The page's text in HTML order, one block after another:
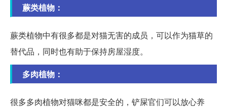
蕨类植物：
蕨类植物中有很多都是对猫无害的成员，可以作为猫草的
替代品，同时也有助于保持房屋湿度。
多肉植物：
很多多肉植物对猫咪都是安全的，铲屎官们可以放心养